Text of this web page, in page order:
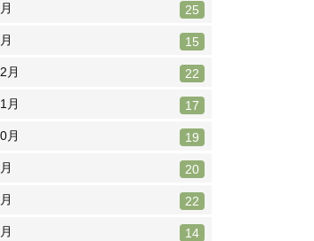
25
15
月 22
月 17
月 19
20
22
14